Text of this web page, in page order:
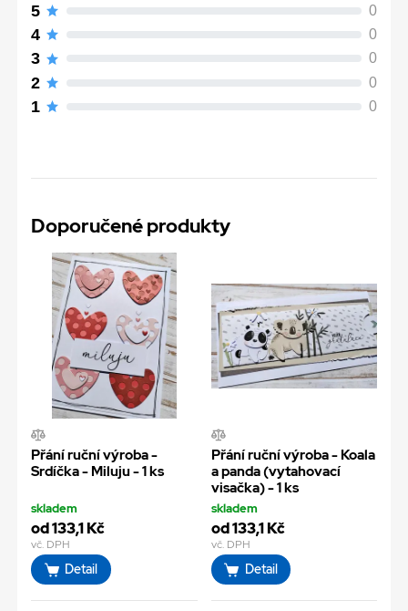
5 0
4 0
3 0
2 0
1 0
Doporučené produkty
Přání ruční výroba -
Srdíčka - Miluju - 1 ks
skladem
od 133,1 Kč
vč. DPH
Detail
Přání ruční výroba - Koala
a panda (vytahovací
visačka) - 1 ks
skladem
od 133,1 Kč
vč. DPH
Detail